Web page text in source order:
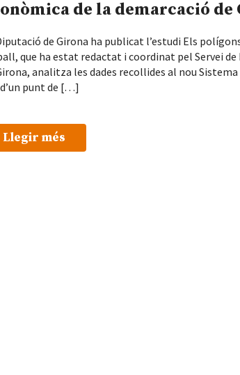
de la demarcació de
de Girona ha publicat l’estudi Els
que ha estat redactat i coordinat pel Servei
analitza les dades recollides al nou
punt de […]
Llegir més